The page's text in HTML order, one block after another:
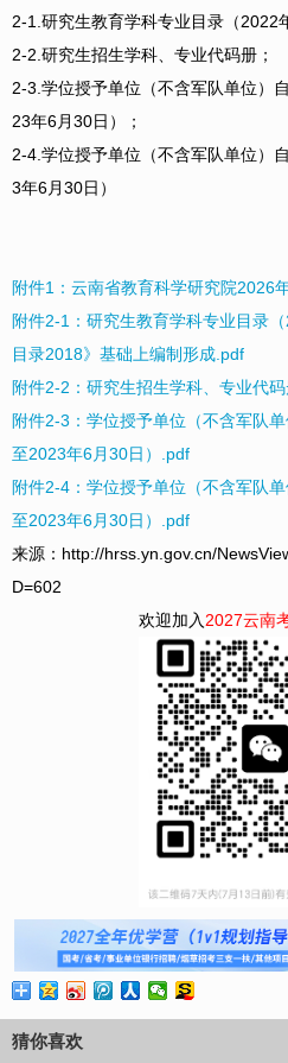
2-1.研究生教育学科专业目录（2022
2-2.研究生招生学科、专业代码册；
2-3.学位授予单位（不含军队单位）
23年6月30日）；
2-4.学位授予单位（不含军队单位）
3年6月30日）
附件1：云南省教育科学研究院2026
附件2-1：研究生教育学科专业目录
目录2018》基础上编制形成.pdf
附件2-2：研究生招生学科、专业代
附件2-3：学位授予单位（不含军队
至2023年6月30日）.pdf
附件2-4：学位授予单位（不含军队
至2023年6月30日）.pdf
来源：http://hrss.yn.gov.cn/
D=602
欢迎加入2027云南
猜你喜欢